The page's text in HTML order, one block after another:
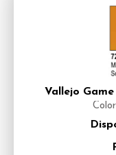
Vallejo